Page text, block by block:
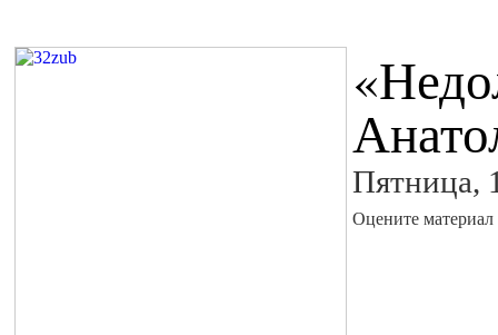
Пятница,
Оцените материал